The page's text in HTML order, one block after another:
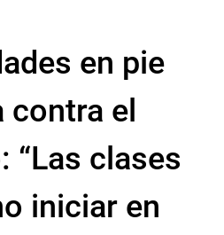
en pie
contra el
“Las clases
iniciar en